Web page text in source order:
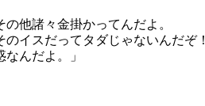
の他諸々金掛かってんだよ。
のイスだってタダじゃないんだぞ！
んだよ。」